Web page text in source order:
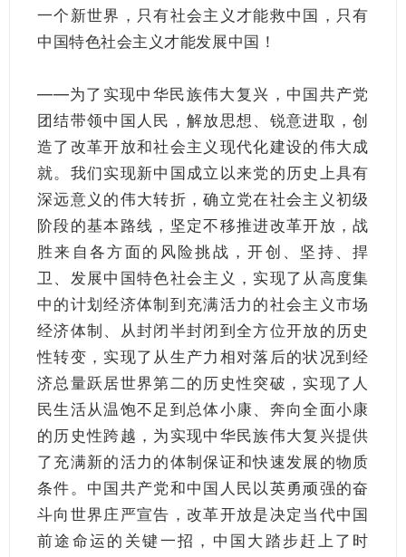
一个新世界，只有社会主义才能救中国，只有
中国特色社会主义才能发展中国！
——为了实现中华民族伟大复兴，中国共产党
团结带领中国人民，解放思想、锐意进取，创
造了改革开放和社会主义现代化建设的伟大成
就。我们实现新中国成立以来党的历史上具有
深远意义的伟大转折，确立党在社会主义初级
阶段的基本路线，坚定不移推进改革开放，战
胜来自各方面的风险挑战，开创、坚持、捍
卫、发展中国特色社会主义，实现了从高度集
中的计划经济体制到充满活力的社会主义市场
经济体制、从封闭半封闭到全方位开放的历史
性转变，实现了从生产力相对落后的状况到经
济总量跃居世界第二的历史性突破，实现了人
民生活从温饱不足到总体小康、奔向全面小康
的历史性跨越，为实现中华民族伟大复兴提供
了充满新的活力的体制保证和快速发展的物质
条件。中国共产党和中国人民以英勇顽强的奋
斗向世界庄严宣告，改革开放是决定当代中国
前途命运的关键一招，中国大踏步赶上了时